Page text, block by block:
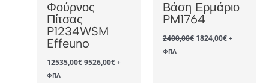
Φούρνος
Πίτσας
P1234WSM
Effeuno
12535,00€Original
price
9526,00€Η+
ΦΠΑ
Βάση Ερμάριο
PM1764
2400,00€ Original
price
1824,00€Η+
ΦΠΑ